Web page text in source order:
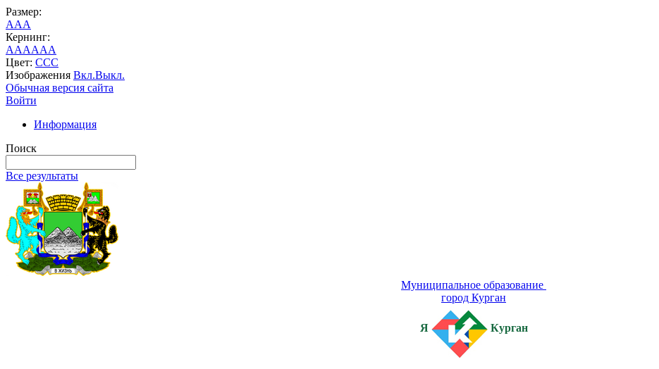
Размер:
AAA
Кернинг:
AAAAAA
Цвет: CCC
Изображения Вкл.Выкл.
Обычная версия сайта
Войти
Информация
Поиск
Все результаты
Муниципальное образование
город Курган
Я Курган